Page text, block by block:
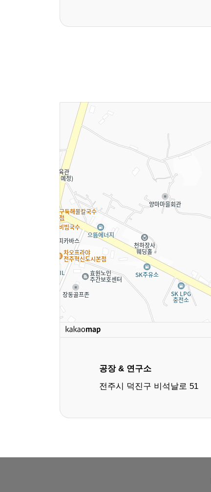
공장 & 연구소
전주시 덕진구 비석날로 51